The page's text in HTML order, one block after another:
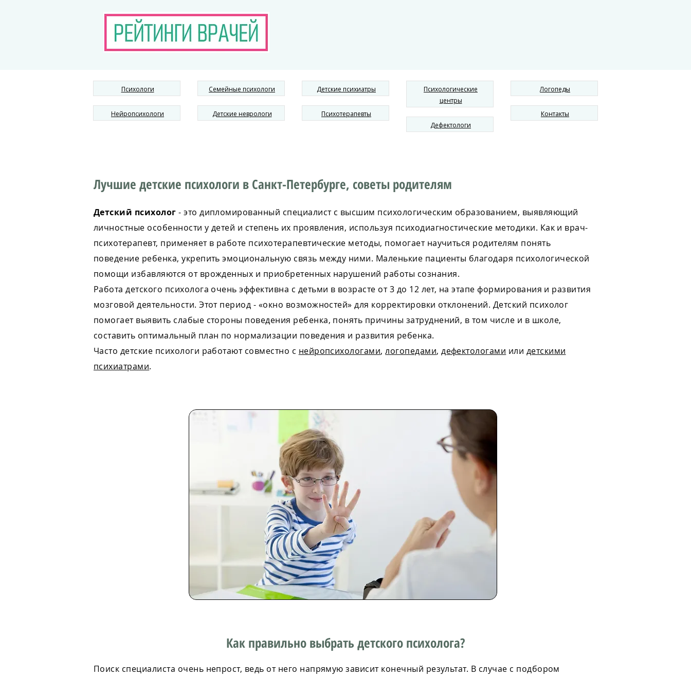
Психологи
Нейропсихологи
Семейные психологи
Детские неврологи
Детские психиатры
Психотерапевты
Психологические
центры
Дефектологи
Логопеды
Контакты
Лучшие детские психологи в Санкт-Петербурге, советы родителям
Детский психолог- это дипломированный специалист с высшим психологическим образованием, выявляющий
личностные особенности у детей и степень их проявления, используя психодиагностические методики. Как и врач-
психотерапевт, применяет в работе психотерапевтические методы, помогает научиться родителям понять
поведение ребенка, укрепить эмоциональную связь между ними. Маленькие пациенты благодаря психологической
помощи избавляются от врожденных и приобретенных нарушений работы сознания.
Работа детского психолога очень эффективна с детьми в возрасте от 3 до 12 лет, на этапе формирования и развития
мозговой деятельности. Этот период - «окно возможностей» для корректировки отклонений. Детский психолог
помогает выявить слабые стороны поведения ребенка, понять причины затруднений, в том числе и в школе,
составить оптимальный план по нормализации поведения и развития ребенка.
Часто детские психологи работают совместно с нейропсихологами,логопедами,дефектологами или детскими
психиатрами.
Как правильно выбрать детского психолога?
Поиск специалиста очень непрост, ведь от него напрямую зависит конечный результат. В случае с подбором